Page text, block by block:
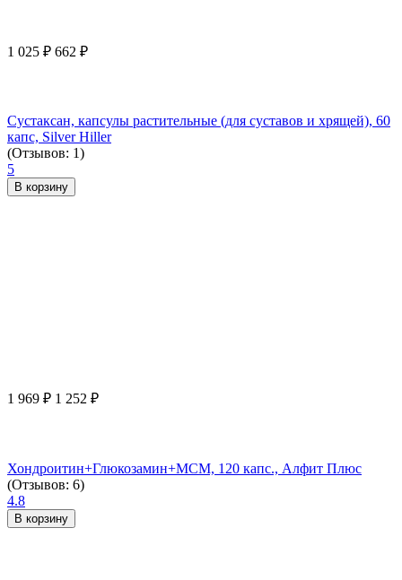
1 025 ₽ 662 ₽
Сустаксан, капсулы растительные (для суставов и хрящей), 60
капс, Silver Hiller
(Отзывов: 1)
5
В корзину
1 969 ₽ 1 252 ₽
Хондроитин+Глюкозамин+МСМ, 120 капс., Алфит Плюс
(Отзывов: 6)
4.8
В корзину